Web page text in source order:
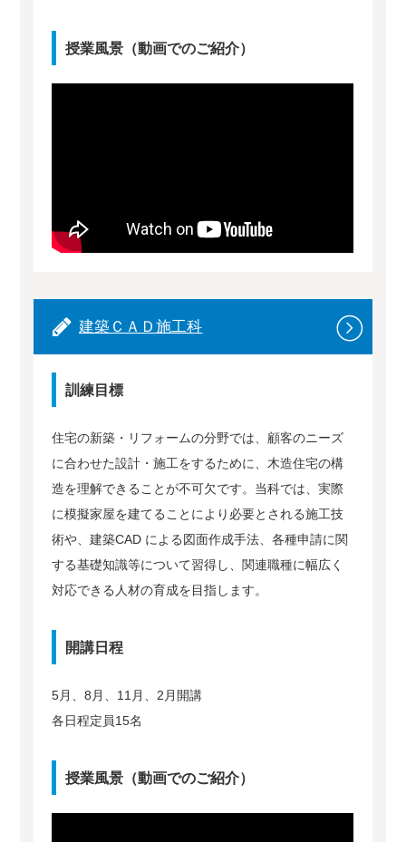
授業風景（動画でのご紹介）
建築ＣＡＤ施工科
訓練目標
住宅の新築・リフォームの分野では、顧客のニーズ
に合わせた設計・施工をするために、木造住宅の構
造を理解できることが不可欠です。当科では、実際
に模擬家屋を建てることにより必要とされる施工技
術や、建築CAD による図面作成手法、各種申請に関
する基礎知識等について習得し、関連職種に幅広く
対応できる人材の育成を目指します。
開講日程
5月、8月、11月、2月開講
各日程定員15名
授業風景（動画でのご紹介）